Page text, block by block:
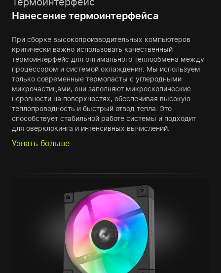
Нанесение термоинтерфейса
При сборке высокопроизводительных компьютеров
критически важно использовать качественный
термоинтерфейс для оптимального теплообмена между
процессором и системой охлаждения. Мы используем
только современные термопасты с углеродными
микрочастицами, они заполняют микроскопические
неровности на поверхностях, обеспечивая высокую
теплопроводность и быстрый отвод тепла. Это
способствует стабильной работе системы и подходит
для оверклокинга и интенсивных вычислений.
Узнать больше